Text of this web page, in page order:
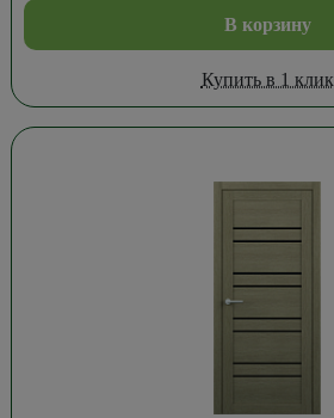
В корзину
Купить в 1 клик